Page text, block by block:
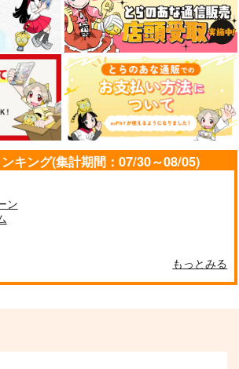
キング(集計期間：07/30～08/05)
ン
もっとみる